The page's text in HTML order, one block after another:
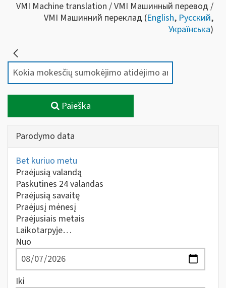
VMI Machine translation / VMI Машинный перевод /
VMI Машинний переклад (English, Русский,
Українська)
Paieška
Parodymo data
Bet kuriuo metu
Praėjusią valandą
Paskutines 24 valandas
Praėjusią savaitę
Praėjusį mėnesį
Praėjusiais metais
Laikotarpyje…
Nuo
Iki